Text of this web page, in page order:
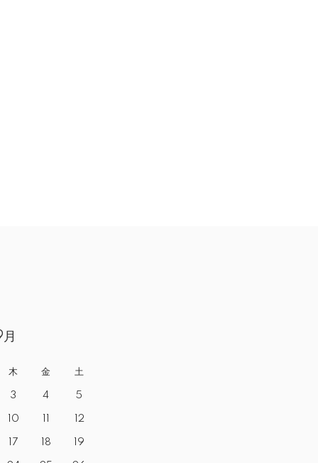
木 金 土
3 4 5
10 12
17 18 19